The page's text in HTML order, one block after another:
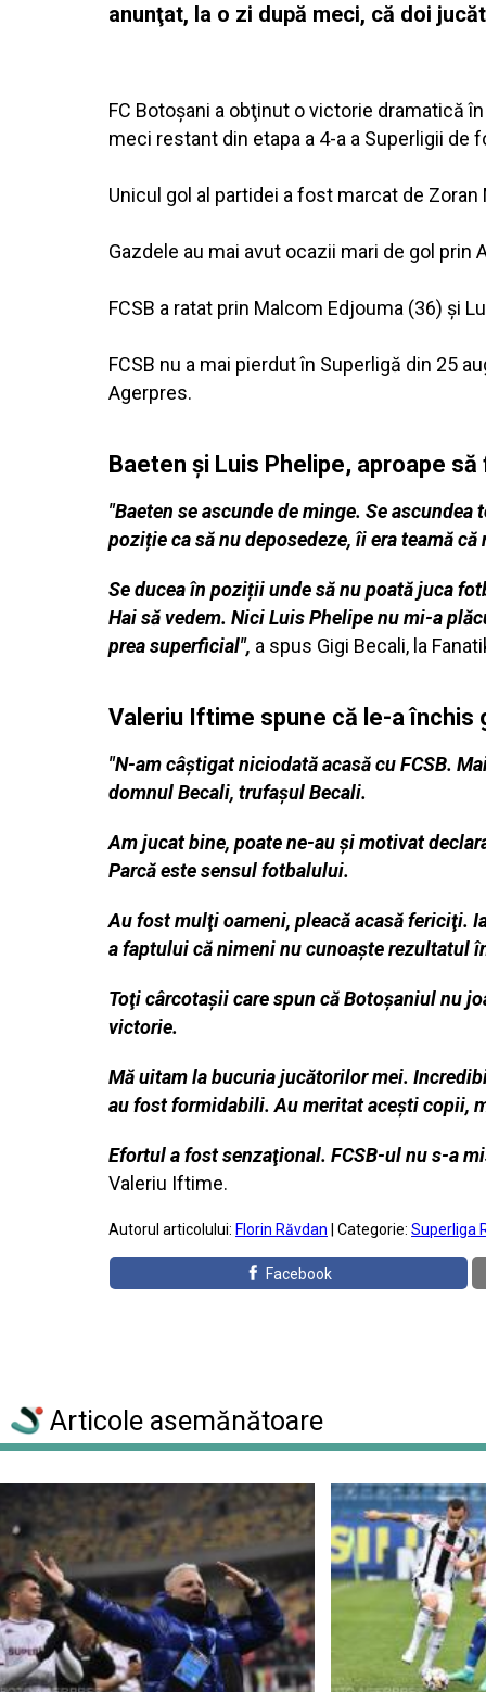
anunţat, la o zi după meci, că doi
FC Botoşani a obţinut o victorie dramatică
meci restant din etapa a 4-a a Superligii de
Unicul gol al partidei a fost marcat de
Gazdele au mai avut ocazii mari de gol prin
FCSB a ratat prin Malcom Edjouma (36) şi
FCSB nu a mai pierdut în Superligă din 25
Agerpres.
Baeten şi Luis Phelipe, aproape
"Baeten se ascunde de minge. Se
poziție ca să nu deposedeze, îi era teamă că
Se ducea în poziții unde să nu poată juca
Hai să vedem. Nici Luis Phelipe nu mi-a
prea superficial", a spus Gigi Becali, la
Valeriu Iftime spune că le-a
"N-am câştigat niciodată acasă cu FCSB.
domnul Becali, trufaşul Becali.
Am jucat bine, poate ne-au şi motivat
Parcă este sensul fotbalului.
Au fost mulţi oameni, pleacă acasă fericiţi.
a faptului că nimeni nu cunoaşte rezultatul
Toţi cârcotaşii care spun că Botoşaniul nu
victorie.
Mă uitam la bucuria jucătorilor mei.
au fost formidabili. Au meritat aceşti copii,
Efortul a fost senzaţional. FCSB-ul nu s-a
Valeriu Iftime.
Autorul articolului: Florin Răvdan | Categorie: Superliga
Facebook
Articole asemănătoare